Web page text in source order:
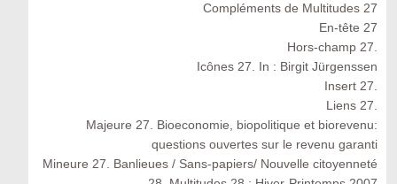
Compléments de Multitudes 27
En-tête 27
Hors-champ 27.
Icônes 27. In : Birgit Jürgenssen
Insert 27.
Liens 27.
Majeure 27. Bioeconomie, biopolitique et biorevenu:
questions ouvertes sur le revenu garanti
Mineure 27. Banlieues / Sans-papiers/ Nouvelle citoyenneté